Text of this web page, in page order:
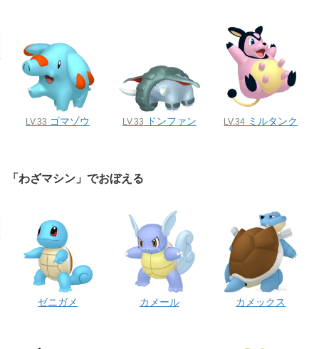
LV.33 ゴマゾウ LV.33 ドンファン LV.34 ミルタンク
「わざマシン」でおぼえる
ゼニガメ カメール カメックス